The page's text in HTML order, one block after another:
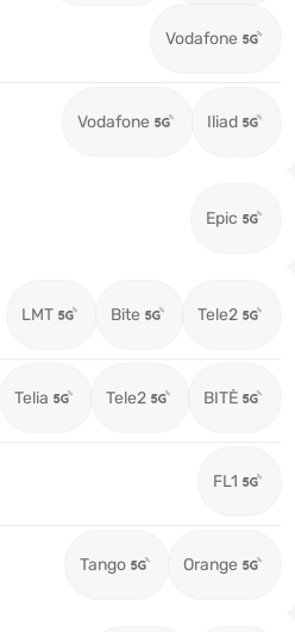
Vodafone
Vodafone Iliad
Epic
LMT Bite Tele2
Telia Tele2 BITĖ
FL1
Tango Orange